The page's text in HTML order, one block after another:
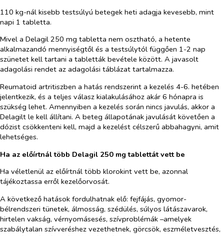
110 kg-nál kisebb testsúlyú betegek heti adagja kevesebb, mint
napi 1 tabletta.
Mivel a Delagil 250 mg tabletta nem osztható, a hetente
alkalmazandó mennyiségtől és a testsúlytól függően 1-2 nap
szünetet kell tartani a tabletták bevétele között. A javasolt
adagolási rendet az adagolási táblázat tartalmazza.
Reumatoid artritiszben a hatás rendszerint a kezelés 4-6. hetében
jelentkezik, és a teljes válasz kialakulásához akár 6 hónapra is
szükség lehet. Amennyiben a kezelés során nincs javulás, akkor a
Delagilt le kell állítani. A beteg állapotának javulását követően a
dózist csökkenteni kell, majd a kezelést célszerű abbahagyni, amit
lehetséges.
Ha az előírtnál több Delagil 250 mg tablettát vett be
Ha véletlenül az előírtnál több klorokint vett be, azonnal
tájékoztassa erről kezelőorvosát.
A következő hatások fordulhatnak elő: fejfájás, gyomor-
bélrendszeri tünetek, álmosság, szédülés, súlyos látászavarok,
hirtelen vakság, vérnyomásesés, szívproblémák –amelyek
szabálytalan szívveréshez vezethetnek, görcsök, eszméletvesztés,